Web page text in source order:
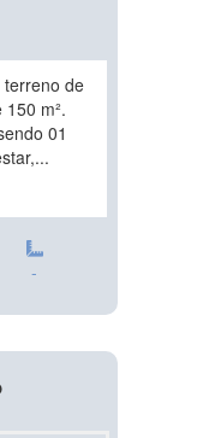
terreno de
m².
01
-